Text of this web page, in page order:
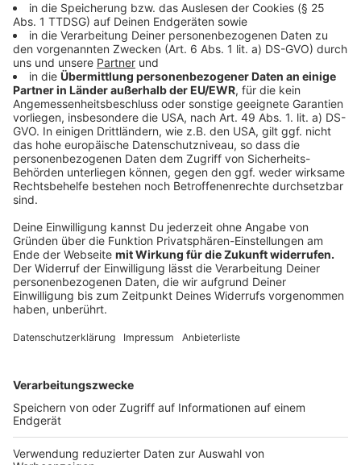
Wichtigster Schutz ist der Helm und ein Gurt. Leider
fährt statistisch fast jedes zweite Kind ohne Helm auf
dem Rad mit. Und dann beim Kauf auf diese
Sicherheits-Merkmale achten sagt Unfall-Forscherin
Kirstin Zeidler: "Beim Kauf eines Lastenfahrrades
sollten sie unbedingt auf Stabilität achten -
möglicherweise mit einer Neigetechnik. Achten Sie
darauf, dass auch ein Oberkörperschutz für das Kind
integriert ist. Wenn Sie sich für einen Fahrradanhänger
entscheiden, achten sie darauf, dass er eine gut
verbaute Beleuchtung hat. Und beim Kindersitz sollten
sie sich für einen Kindersitz entscheiden, der im
Oberkörper und Kopf-Bereich einen hohen Schutz
mitbringt - wirklich einen ausgebildeten Kopfschutz."
Autor: Thorsten Ortmann